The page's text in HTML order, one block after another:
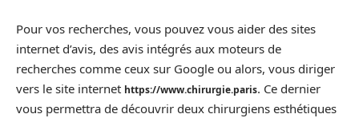
Pour vos recherches, vous pouvez vous aider des sites
internet d’avis, des avis intégrés aux moteurs de
recherches comme ceux sur Google ou alors, vous diriger
vers le site internet https://www.chirurgie.paris. Ce dernier
vous permettra de découvrir deux chirurgiens esthétiques